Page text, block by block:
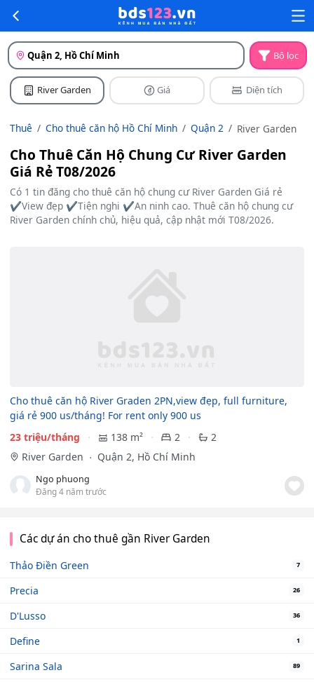
Quận 2, Hồ Chí Minh Bộ lọc
River Garden Giá Diện tích
Thuê Cho thuê căn hộ Hồ Chí Minh Quận 2 River Garden
Cho Thuê Căn Hộ Chung Cư River Garden
Giá Rẻ T08/2026
Có 1 tin đăng cho thuê căn hộ chung cư River Garden Giá rẻ
✔️View đẹp ✔️Tiện nghi ✔️An ninh cao. Thuê căn hộ chung cư
River Garden chính chủ, hiệu quả, cập nhật mới T08/2026.
Cho thuê căn hộ River Graden 2PN,view đẹp, full furniture,
giá rẻ 900 us/tháng! For rent only 900 us
23 triệu/tháng
138 m² 2
2
River Garden
Quận 2, Hồ Chí Minh
Ngo phuong
Đăng 4 năm trước
Các dự án cho thuê gần River Garden
Thảo Điền Green 7
Precia 26
D'Lusso 36
Define 1
Sarina Sala 89